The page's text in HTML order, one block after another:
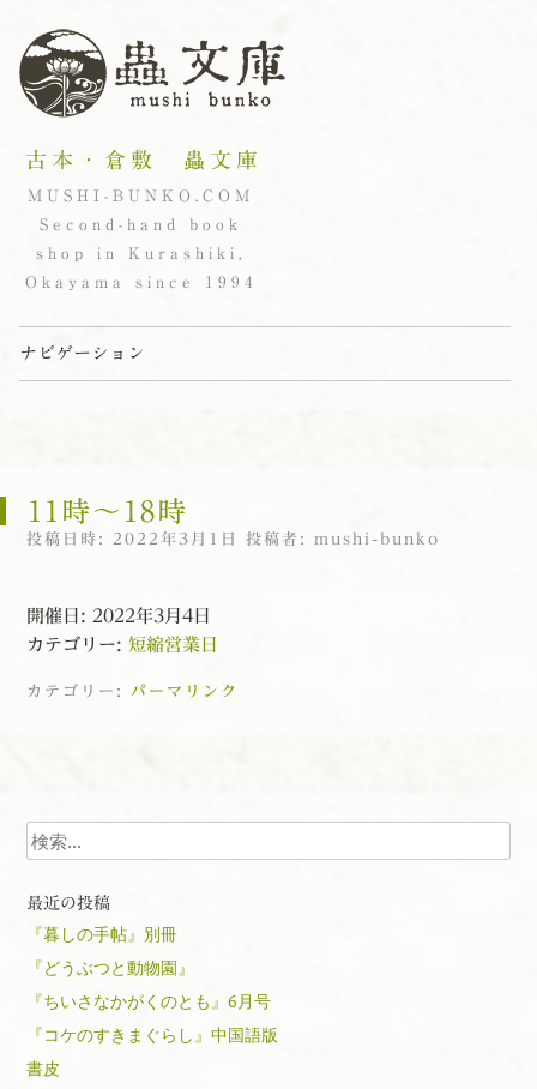
古本・倉敷 蟲文庫
MUSHI-BUNKO.COM
Second-hand book
shop in Kurashiki,
Okayama since 1994
ナビゲーション
11時〜18時
投稿日時: 2022年3月1日 投稿者: mushi-bunko
開催日: 2022年3月4日
カテゴリー: 短縮営業日
カテゴリー: パーマリンク
検索
最近の投稿
『暮しの手帖』別冊
『どうぶつと動物園』
『ちいさなかがくのとも』6月号
『コケのすきまぐらし』中国語版
書皮